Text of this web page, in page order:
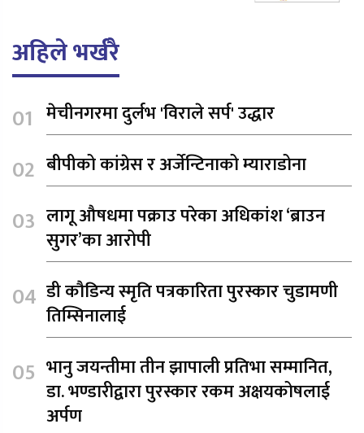
अहिले भर्खरै
मेचीनगरमा दुर्लभ 'विराले सर्प' उद्धार
बीपीको कांग्रेस र अर्जेन्टिनाको म्याराडोना
लागू औषधमा पक्राउ परेका अधिकांश ‘ब्राउन
सुगर’का आरोपी
डी कौडिन्य स्मृति पत्रकारिता पुरस्कार चुडामणी
तिम्सिनालाई
भानु जयन्तीमा तीन झापाली प्रतिभा सम्मानित,
डा. भण्डारीद्वारा पुरस्कार रकम अक्षयकोषलाई
अर्पण